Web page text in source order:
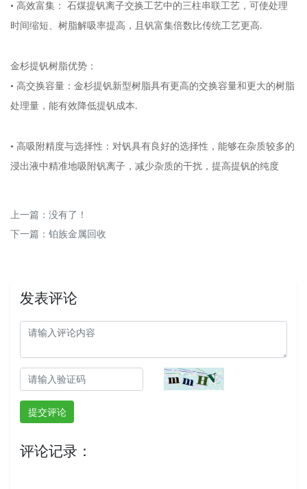
• 高效富集： 石煤提钒离子交换工艺中的三柱串联工艺，可使处理
时间缩短、树脂解吸率提高，且钒富集倍数比传统工艺更高.
金杉提钒树脂优势：
• 高交换容量：金杉提钒新型树脂具有更高的交换容量和更大的树脂
处理量，能有效降低提钒成本.
• 高吸附精度与选择性：对钒具有良好的选择性，能够在杂质较多的
浸出液中精准地吸附钒离子，减少杂质的干扰，提高提钒的纯度
上一篇 ：没有了！
下一篇 ： 铂族金属回收
发表评论
提交评论
评论记录：